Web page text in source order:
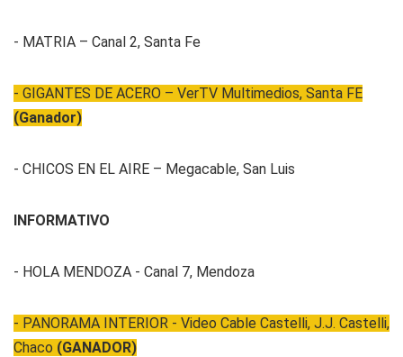
- MATRIA – Canal 2, Santa Fe
- GIGANTES DE ACERO – VerTV Multimedios, Santa FE
(Ganador)
- CHICOS EN EL AIRE – Megacable, San Luis
INFORMATIVO
- HOLA MENDOZA - Canal 7, Mendoza
- PANORAMA INTERIOR - Video Cable Castelli, J.J. Castelli,
Chaco (GANADOR)